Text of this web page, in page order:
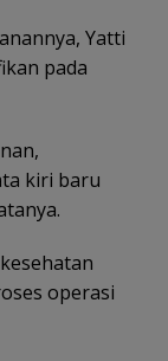
Yatti
pada
kiri baru
operasi